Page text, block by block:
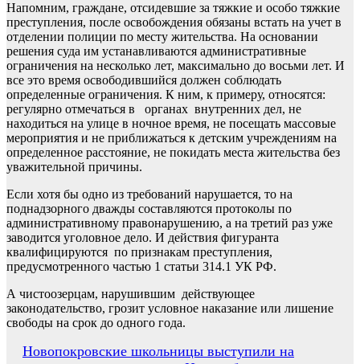
Напомним, граждане, отсидевшие за тяжкие и особо тяжкие
преступления, после освобождения обязаны встать на учет в
отделении полиции по месту жительства. На основании
решения суда им устанавливаются административные
ограничения на несколько лет, максимально до восьми лет. И
все это время освободившийся должен соблюдать
определенные ограничения. К ним, к примеру, относятся:
регулярно отмечаться в органах внутренних дел, не
находиться на улице в ночное время, не посещать массовые
мероприятия и не приближаться к детским учреждениям на
определенное расстояние, не покидать места жительства без
уважительной причины.
Если хотя бы одно из требований нарушается, то на
поднадзорного дважды составляются протоколы по
административному правонарушению, а на третий раз уже
заводится уголовное дело. И действия фигуранта
квалифицируются по признакам преступления,
предусмотренного частью 1 статьи 314.1 УК РФ.
А чистоозерцам, нарушившим действующее
законодательство, грозит условное наказание или лишение
свободы на срок до одного года.
Навигация
Новопокровские школьницы выступили на